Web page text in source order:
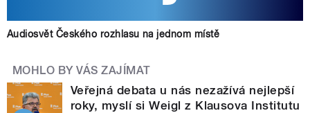
Audiosvět Českého rozhlasu na jednom místě
MOHLO BY VÁS ZAJÍMAT
Veřejná debata u nás nezažívá nejlepší
roky, myslí si Weigl z Klausova Institutu